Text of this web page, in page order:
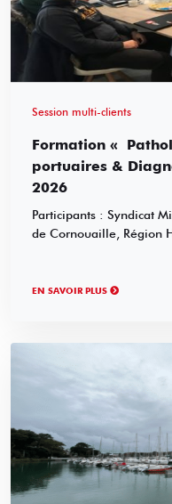
Session multi-clients
Formation «
portuaires &
2026
Participants : Syndicat
de Cornouaille, Région
EN SAVOIR PLUS